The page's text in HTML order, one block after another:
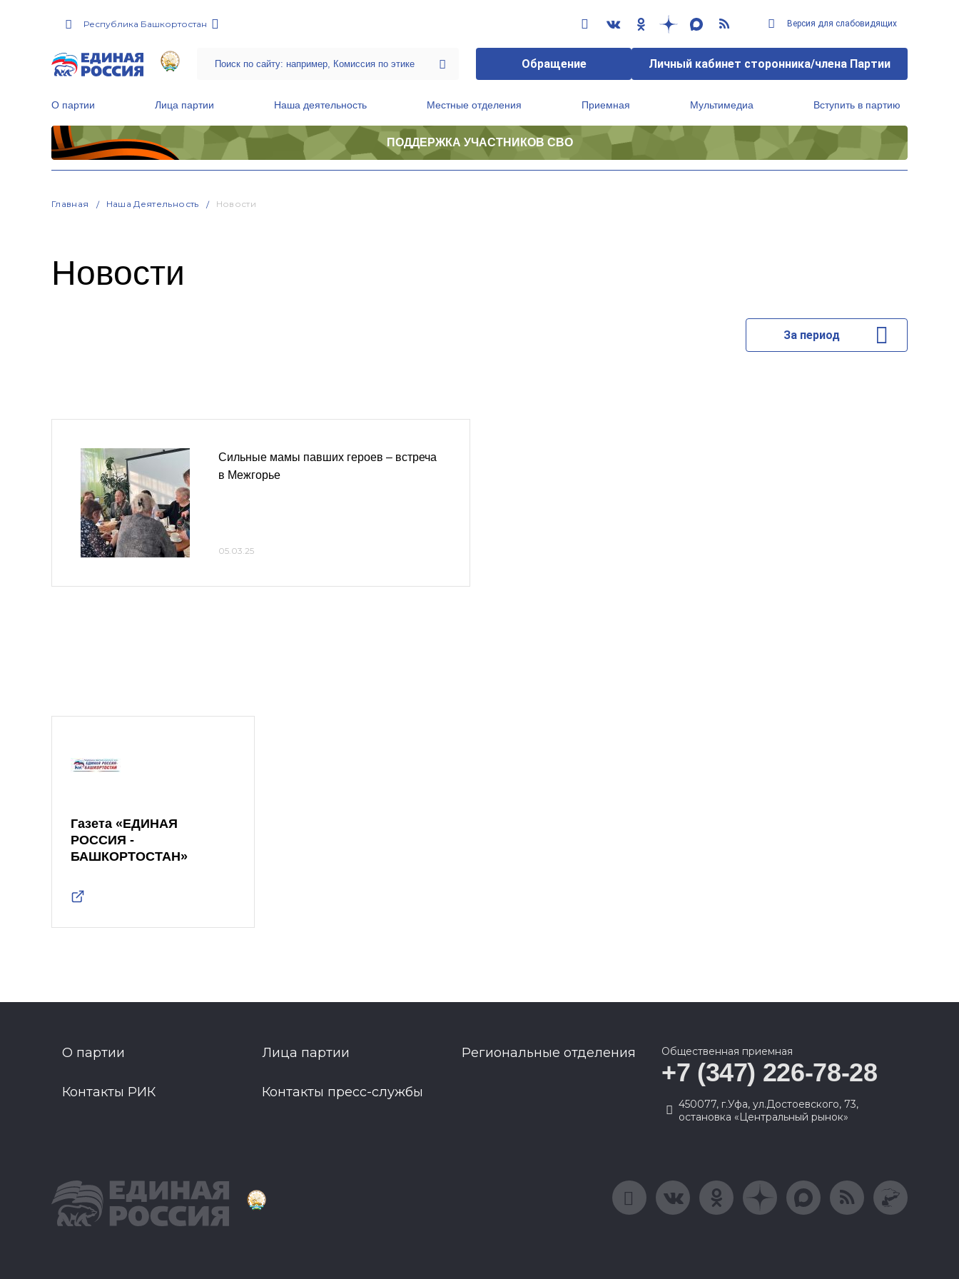
Республика Башкортостан Версия для слабовидящих
Обращение Личный кабинет сторонника/члена Партии
О партии Лица партии Наша деятельность Местные отделения Приемная Мультимедиа Вступить в партию
ПОДДЕРЖКА УЧАСТНИКОВ СВО
Главная Наша Деятельность Новости
Новости
За период
Сильные мамы павших героев – встреча
в Межгорье
05.03.25
Газета «ЕДИНАЯ
РОССИЯ -
БАШКОРТОСТАН»
О партии Лица партии Региональные отделения
Контакты РИК Контакты пресс-службы
Общественная приемная
+7 (347) 226-78-28
450077, г.Уфа, ул.Достоевского, 73,
остановка «Центральный рынок»